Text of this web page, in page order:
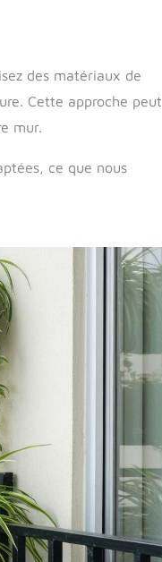
des matériaux de
Cette approche peut
mur.
ce que nous